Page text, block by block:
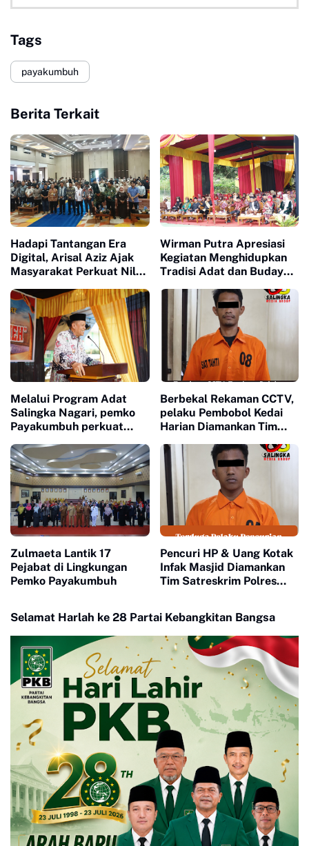
Tags
payakumbuh
Berita Terkait
Hadapi Tantangan Era
Digital, Arisal Aziz Ajak
Masyarakat Perkuat Nilai
Wirman Putra Apresiasi
Kegiatan Menghidupkan
Tradisi Adat dan Budaya
Melalui Program Adat
Salingka Nagari, pemko
Payakumbuh perkuat
Budaya Minangkabau
Berbekal Rekaman CCTV,
pelaku Pembobol Kedai
Harian Diamankan Tim
Payakumbuh
Zulmaeta Lantik 17
Pejabat di Lingkungan
Pemko Payakumbuh
Pencuri HP & Uang Kotak
Infak Masjid Diamankan
Tim Satreskrim Polres
Selamat Harlah ke 28 Partai Kebangkitan Bangsa